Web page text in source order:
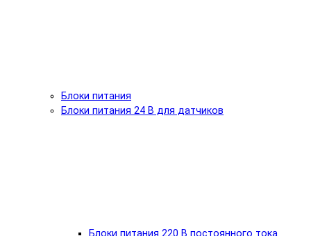
Блоки питания
Блоки питания 24 В для датчиков
Блоки питания 220 В постоянного тока